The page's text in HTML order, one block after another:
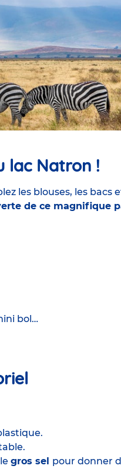
lac Natron !
les blouses, les bacs
de ce magnifique
bol…
gros sel pour donner